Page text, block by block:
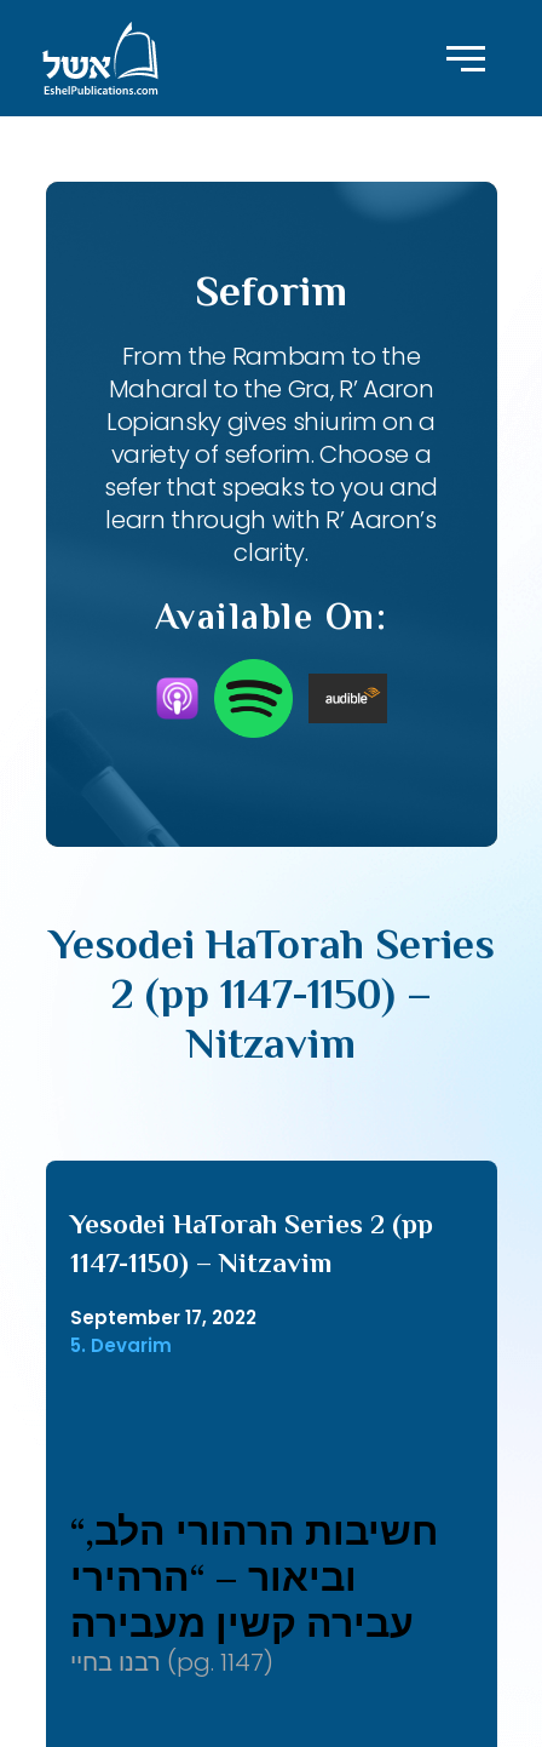
Seforim
From the Rambam to the
Maharal to the Gra, R’ Aaron
Lopiansky gives shiurim on a
variety of seforim. Choose a
sefer that speaks to you and
learn through with R’ Aaron’s
clarity.
Available On:
Yesodei HaTorah Series
2 (pp 1147-1150) –
Nitzavim
Yesodei HaTorah Series 2 (pp
1147-1150) – Nitzavim
September 17, 2022
5. Devarim
“חשיבות הרהורי הלב,
וביאור – “הרהירי
עבירה קשין מעבירה
רבנו בחיי (pg. 1147)